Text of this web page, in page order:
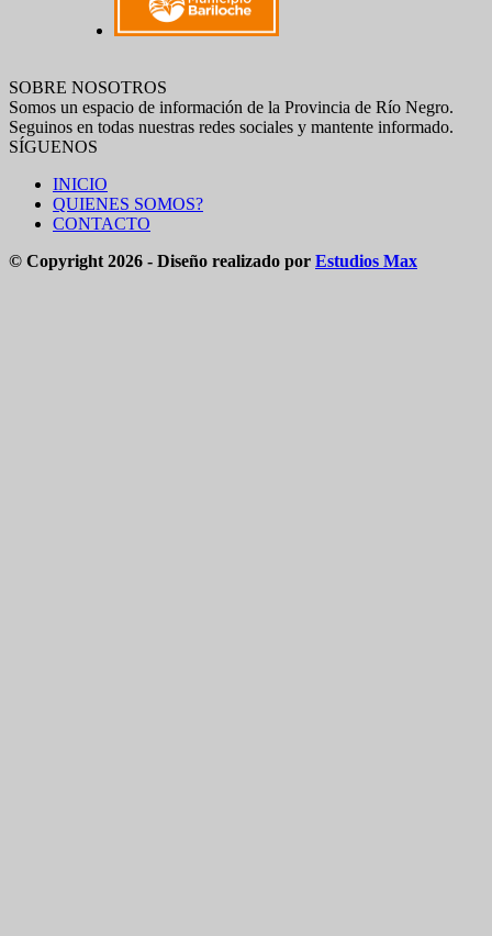
SOBRE NOSOTROS
Somos un espacio de información de la Provincia de Río Negro.
Seguinos en todas nuestras redes sociales y mantente informado.
SÍGUENOS
INICIO
QUIENES SOMOS?
CONTACTO
© Copyright 2026 - Diseño realizado por Estudios Max